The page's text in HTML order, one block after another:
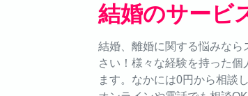
結婚のサービ
結婚、離婚に関する悩みな
さい！様々な経験を持った
ます。なかには0円から相談